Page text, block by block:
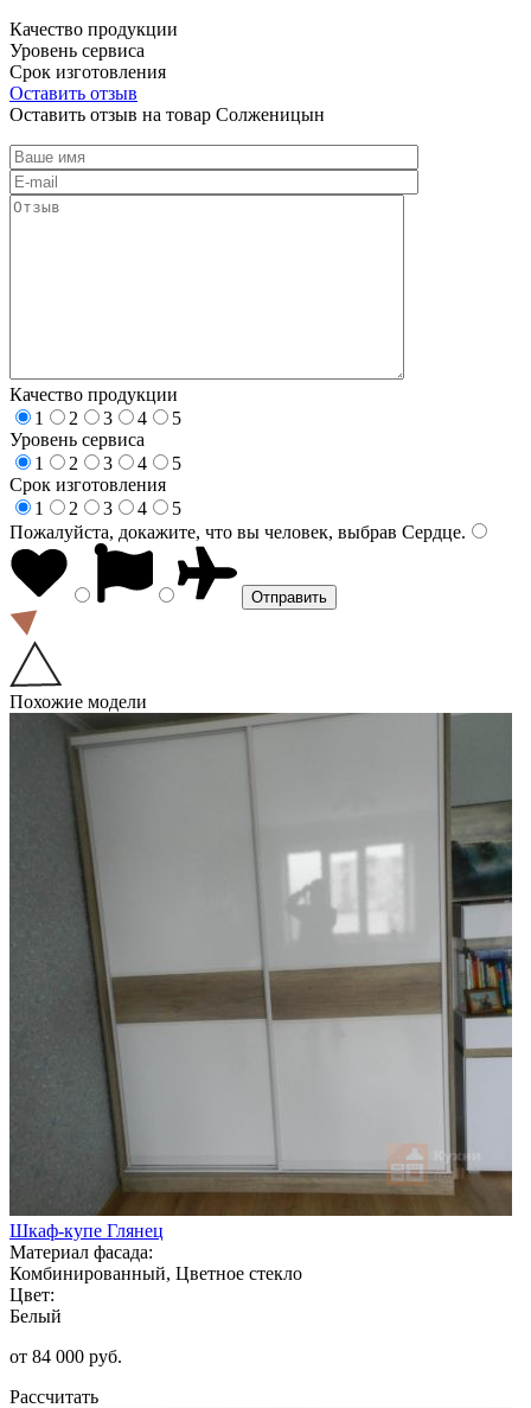
Качество продукции
Уровень сервиса
Срок изготовления
Оставить отзыв
Оставить отзыв на товар Солженицын
Качество продукции
1
2 3 4
5
Уровень сервиса
1
2 3 4
5
Срок изготовления
1
2 3 4
5
Пожалуйста, докажите, что вы человек, выбрав Сердце.
Похожие модели
Шкаф-купе Глянец
Материал фасада:
Комбинированный, Цветное стекло
Цвет:
Белый
от 84 000 руб.
Рассчитать